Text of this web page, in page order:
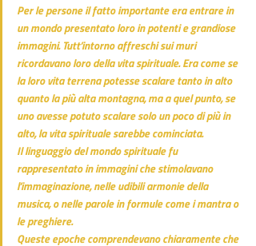
Per le persone il fatto importante era entrare in
un mondo presentato loro in potenti e grandiose
immagini. Tutt’intorno affreschi sui muri
ricordavano loro della vita spirituale. Era come se
la loro vita terrena potesse scalare tanto in alto
quanto la più alta montagna, ma a quel punto, se
uno avesse potuto scalare solo un poco di più in
alto, la vita spirituale sarebbe cominciata.
Il linguaggio del mondo spirituale fu
rappresentato in immagini che stimolavano
l’immaginazione, nelle udibili armonie della
musica, o nelle parole in formule come i mantra o
le preghiere.
Queste epoche comprendevano chiaramente che